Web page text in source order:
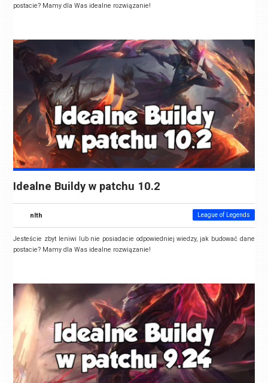
postacie? Mamy dla Was idealne rozwiązanie!
Idealne Buildy w patchu 10.2
nlth League of Legends
Jesteście zbyt leniwi lub nie posiadacie odpowiedniej wiedzy, jak budować dane
postacie? Mamy dla Was idealne rozwiązanie!